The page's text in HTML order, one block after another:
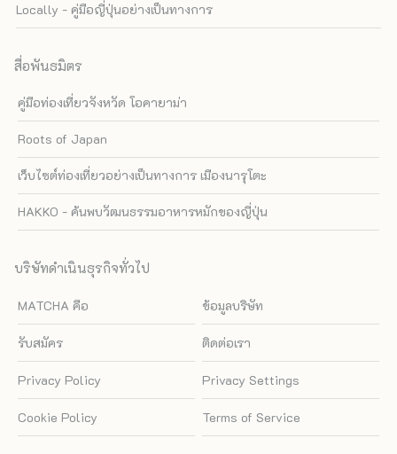
Locally - คู่มือญี่ปุ่นอย่างเป็นทางการ
สื่อพันธมิตร
คู่มือท่องเที่ยวจังหวัด โอคายาม่า
Roots of Japan
เว็บไซต์ท่องเที่ยวอย่างเป็นทางการ เมืองนารุโตะ
HAKKO - ค้นพบวัฒนธรรมอาหารหมักของญี่ปุ่น
บริษัทดำเนินธุรกิจทั่วไป
MATCHA คือ ข้อมูลบริษัท
รับสมัคร ติดต่อเรา
Privacy Policy Privacy Settings
Cookie Policy Terms of Service